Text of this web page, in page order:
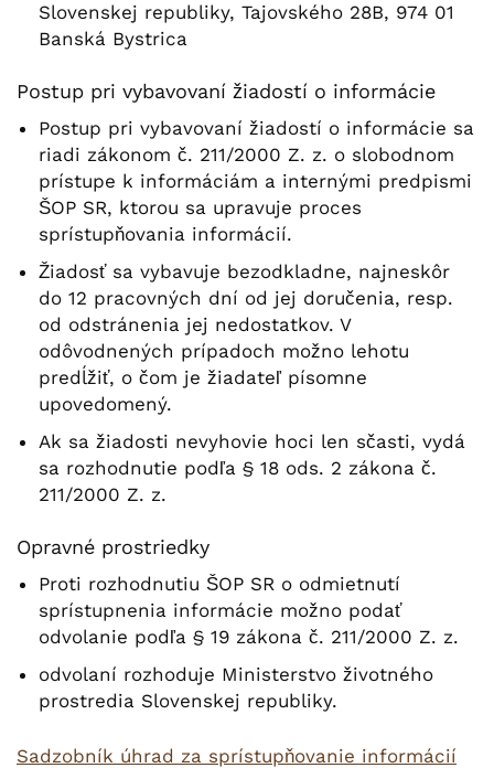
Slovenskej republiky, Tajovského 28B, 974 01
Banská Bystrica
Postup pri vybavovaní žiadostí o informácie
Postup pri vybavovaní žiadostí o informácie sa
riadi zákonom č. 211/2000 Z. z. o slobodnom
prístupe k informáciám a internými predpismi
ŠOP SR, ktorou sa upravuje proces
sprístupňovania informácií.
Žiadosť sa vybavuje bezodkladne, najneskôr
do 12 pracovných dní od jej doručenia, resp.
od odstránenia jej nedostatkov. V
odôvodnených prípadoch možno lehotu
predĺžiť, o čom je žiadateľ písomne
upovedomený.
Ak sa žiadosti nevyhovie hoci len sčasti, vydá
sa rozhodnutie podľa § 18 ods. 2 zákona č.
211/2000 Z. z.
Opravné prostriedky
Proti rozhodnutiu ŠOP SR o odmietnutí
sprístupnenia informácie možno podať
odvolanie podľa § 19 zákona č. 211/2000 Z. z.
odvolaní rozhoduje Ministerstvo životného
prostredia Slovenskej republiky.
Sadzobník úhrad za sprístupňovanie informácií